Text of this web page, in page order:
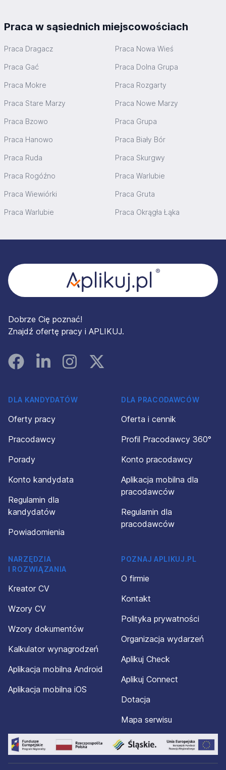
Praca w sąsiednich miejscowościach
Praca Dragacz Praca Nowa Wieś
Praca Gać Praca Dolna Grupa
Praca Mokre Praca Rozgarty
Praca Stare Marzy Praca Nowe Marzy
Praca Bzowo Praca Grupa
Praca Hanowo Praca Biały Bór
Praca Ruda Praca Skurgwy
Praca Rogóźno Praca Warlubie
Praca Wiewiórki Praca Gruta
Praca Warlubie Praca Okrągła Łąka
Dobrze Cię poznać!
Znajdź ofertę pracy i APLIKUJ.
FacebookLinked InInstagramInstagram
DLA KANDYDATÓW
Oferty pracy
Pracodawcy
Porady
Konto kandydata
Regulamin dla
kandydatów
Powiadomienia
DLA PRACODAWCÓW
Oferta i cennik
Profil Pracodawcy 360°
Konto pracodawcy
Aplikacja mobilna dla
pracodawców
Regulamin dla
pracodawców
NARZĘDZIA
I ROZWIĄZANIA
Kreator CV
Wzory CV
Wzory dokumentów
Kalkulator wynagrodzeń
Aplikacja mobilna Android
Aplikacja mobilna iOS
POZNAJ APLIKUJ.PL
O firmie
Kontakt
Polityka prywatności
Organizacja wydarzeń
Aplikuj Check
Aplikuj Connect
Dotacja
Mapa serwisu